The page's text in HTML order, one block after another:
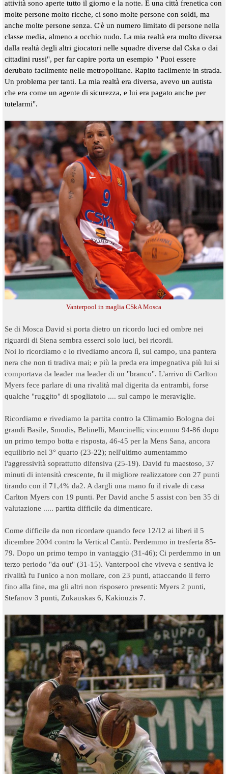
attività sono aperte tutto il giorno e la notte. È una città frenetica con
molte persone molto ricche, ci sono molte persone con soldi, ma
anche molte persone senza. C'è un numero limitato di persone nella
classe media, almeno a occhio nudo. La mia realtà era molto diversa
dalla realtà degli altri giocatori nelle squadre diverse dal Cska o dai
cittadini russi", per far capire porta un esempio " Puoi essere
derubato facilmente nelle metropolitane. Rapito facilmente in strada.
Un problema per tanti. La mia realtà era diversa, avevo un autista
che era come un agente di sicurezza, e lui era pagato anche per
tutelarmi".
Vanterpool in maglia CSkA Mosca
Se di Mosca David si porta dietro un ricordo luci ed ombre nei
riguardi di Siena sembra esserci solo luci, bei ricordi.
Noi lo ricordiamo e lo rivediamo ancora lì, sul campo, una pantera
nera che non ti tradiva mai; e più la preda era impegnativa più lui si
comportava da leader ma leader di un "branco". L'arrivo di Carlton
Myers fece parlare di una rivalità mal digerita da entrambi, forse
qualche "ruggito" di spogliatoio .... sul campo le meraviglie.
Ricordiamo e rivediamo la partita contro la Climamio Bologna dei
grandi Basile, Smodis, Belinelli, Mancinelli; vincemmo 94-86 dopo
un primo tempo botta e risposta, 46-45 per la Mens Sana, ancora
equilibrio nel 3° quarto (23-22); nell'ultimo aumentammo
l'aggressività soprattutto difensiva (25-19). David fu maestoso, 37
minuti di intensità crescente, fu il migliore realizzatore con 27 punti
tirando con il 71,4% da2. A dargli una mano fu il rivale di casa
Carlton Myers con 19 punti. Per David anche 5 assist con ben 35 di
valutazione ..... partita difficile da dimenticare.
Come difficile da non ricordare quando fece 12/12 ai liberi il 5
dicembre 2004 contro la Vertical Cantù. Perdemmo in tresferta 85-
79. Dopo un primo tempo in vantaggio (31-46); Ci perdemmo in un
terzo periodo "da out" (31-15). Vanterpool che viveva e sentiva le
rivalità fu l'unico a non mollare, con 23 punti, attaccando il ferro
fino alla fine, ma gli altri non risposero presenti: Myers 2 punti,
Stefanov 3 punti, Zukauskas 6, Kakiouzis 7.